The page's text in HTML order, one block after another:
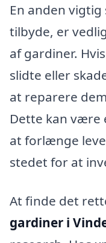
En anden
tilbyde, er
af gardiner.
slidte eller
at reparere
Dette kan være
at forlænge
stedet for at
At finde det
gardiner i